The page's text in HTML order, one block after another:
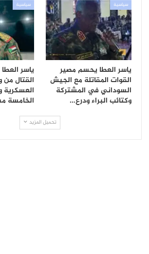
سياسية
ياسر العطا يحسم مصير
القوات المقاتلة مع الجيش
السوداني في المشتركة
وكتائب البراء ودرع…
سياسية
ياسر
القتال
العسكرية
الخامسة
تحميل المزيد